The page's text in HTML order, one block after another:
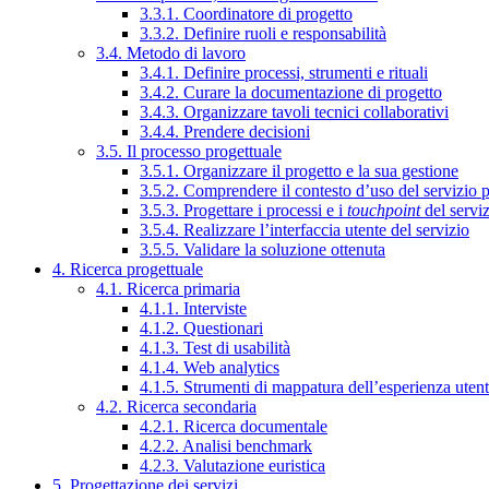
3.3.1. Coordinatore di progetto
3.3.2. Definire ruoli e responsabilità
3.4. Metodo di lavoro
3.4.1. Definire processi, strumenti e rituali
3.4.2. Curare la documentazione di progetto
3.4.3. Organizzare tavoli tecnici collaborativi
3.4.4. Prendere decisioni
3.5. Il processo progettuale
3.5.1. Organizzare il progetto e la sua gestione
3.5.2. Comprendere il contesto d’uso del servizio
3.5.3. Progettare i processi e i touchpointdel
3.5.4. Realizzare l’interfaccia utente del servizio
3.5.5. Validare la soluzione ottenuta
4. Ricerca progettuale
4.1. Ricerca primaria
4.1.1. Interviste
4.1.2. Questionari
4.1.3. Test di usabilità
4.1.4. Web analytics
4.1.5. Strumenti di mappatura dell’esperienza
4.2. Ricerca secondaria
4.2.1. Ricerca documentale
4.2.2. Analisi benchmark
4.2.3. Valutazione euristica
5. Progettazione dei servizi